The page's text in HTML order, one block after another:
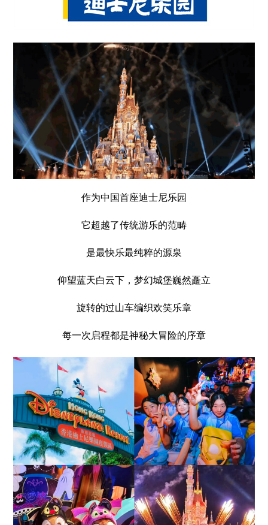
作为中国首座迪士尼乐园
它超越了传统游乐的范畴
是最快乐最纯粹的源泉
仰望蓝天白云下，梦幻城堡巍然矗立
旋转的过山车编织欢笑乐章
每一次启程都是神秘大冒险的序章